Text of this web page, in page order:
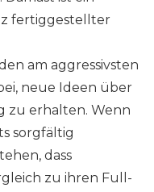
fertiggestellter
am aggressivsten
neue Ideen über
zu erhalten. Wenn
sorgfältig
dass
zu ihren Full-